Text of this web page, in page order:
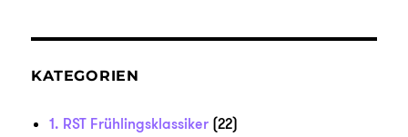
KATEGORIEN
1. RST Frühlingsklassiker (22)